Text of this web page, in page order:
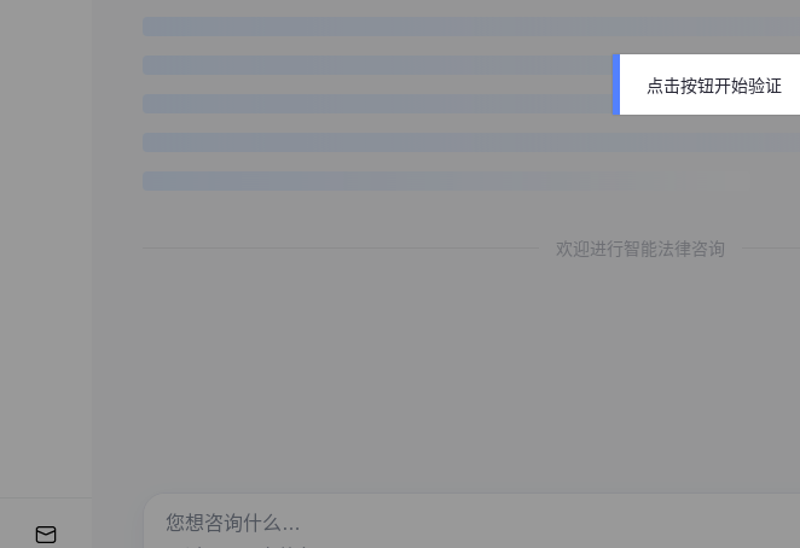
欢迎进行智能法律咨询
点击按钮开始验证